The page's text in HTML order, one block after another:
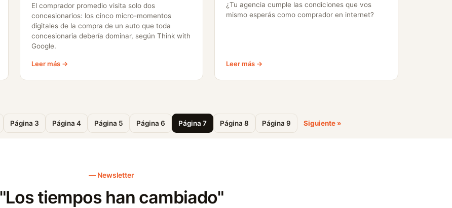
El comprador promedio visita solo dos
concesionarios: los cinco micro-momentos
digitales de la compra de un auto que toda
concesionaria debería dominar, según Think with
Google.
Leer más →
¿Tu agencia cumple las condiciones que vos
mismo esperás como comprador en internet?
Leer más →
Página 3 Página 4 Página 5 Página 6 Página 7 Página 8 Página 9 Siguiente »
Newsletter
"Los tiempos han cambiado"